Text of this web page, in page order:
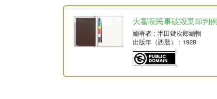
大審院民事破毀棄却判
編著者 : 半田鍵次郎編輯
出版年（西暦）
: 1928